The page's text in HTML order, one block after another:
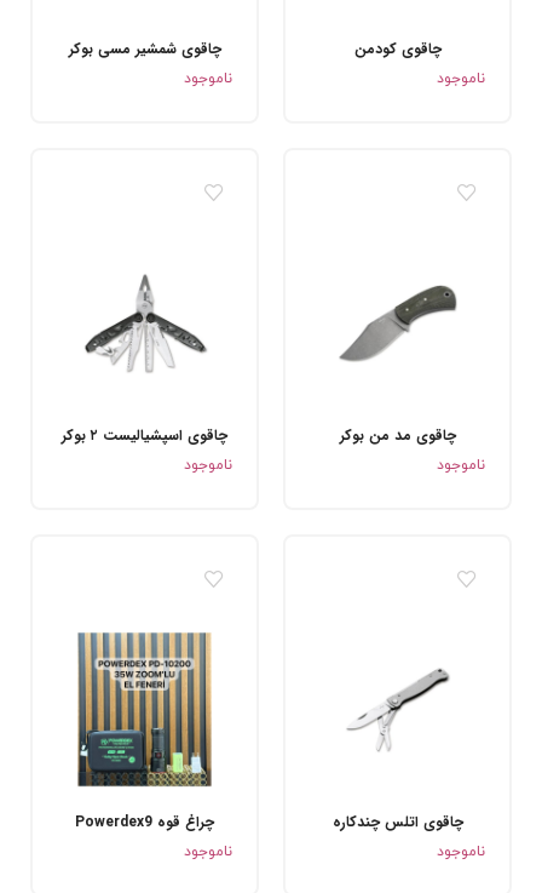
چاقوی کودمن
ناموجود
چاقوی شمشیر مسی بوکر
ناموجود
چاقوی مد من بوکر
ناموجود
چاقوی اسپشیالیست ۲ بوکر
ناموجود
چاقوی اتلس چندکاره
ناموجود
چراغ قوه Powerdex9
ناموجود